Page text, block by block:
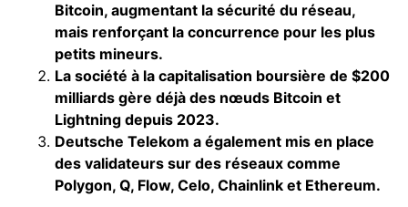
Bitcoin, augmentant la sécurité du réseau,
mais renforçant la concurrence pour les plus
petits mineurs.
La société à la capitalisation boursière de $200
milliards gère déjà des nœuds Bitcoin et
Lightning depuis 2023.
Deutsche Telekom a également mis en place
des validateurs sur des réseaux comme
Polygon, Q, Flow, Celo, Chainlink et Ethereum.